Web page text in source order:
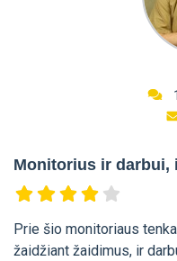
Monitorius ir darbui,
Prie šio monitoriaus
žaidžiant žaidimus, ir